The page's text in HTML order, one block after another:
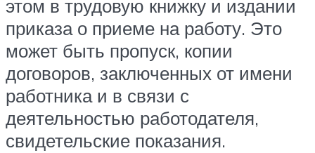
этом в трудовую книжку и издании
приказа о приеме на работу. Это
может быть пропуск, копии
договоров, заключенных от имени
работника и в связи с
деятельностью работодателя,
свидетельские показания.